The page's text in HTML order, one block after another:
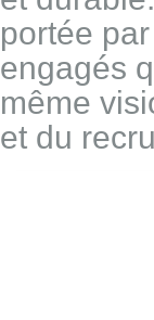
portée
engagés
même
et du